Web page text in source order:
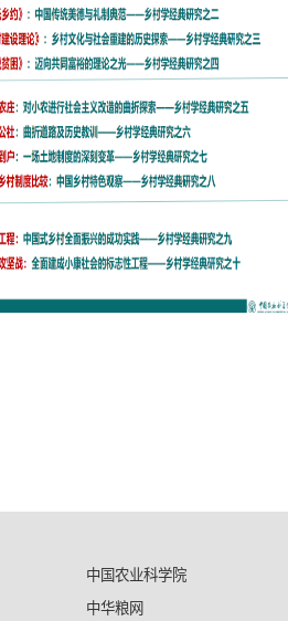
中国农业科学院
中华粮网